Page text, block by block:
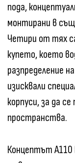
пода,
монтирани в
Четири от тях
купето, което
разпределение
изисквали
корпуси, за да
пространства.
Концептът A110